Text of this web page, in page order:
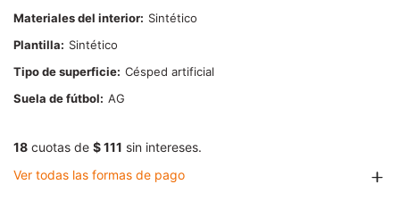
Materiales del interior
Sintético
Plantilla
Sintético
Tipo de superficie Césped artificial
Suela de fútbol
AG
18 cuotas de $ 111 sin intereses.
Ver todas las formas de pago